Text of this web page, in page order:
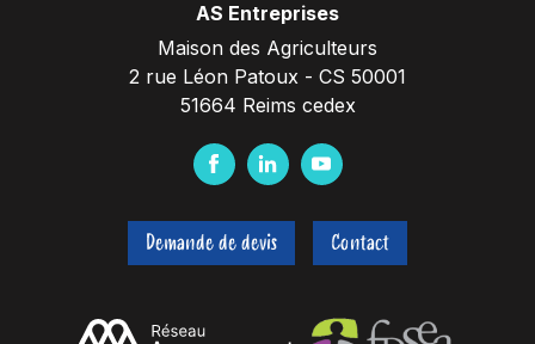
AS Entreprises
Maison des Agriculteurs
2 rue Léon Patoux - CS 50001
51664 Reims cedex
F
c
e
L
n
k
Y
u
t
b
Demande de devis Contact